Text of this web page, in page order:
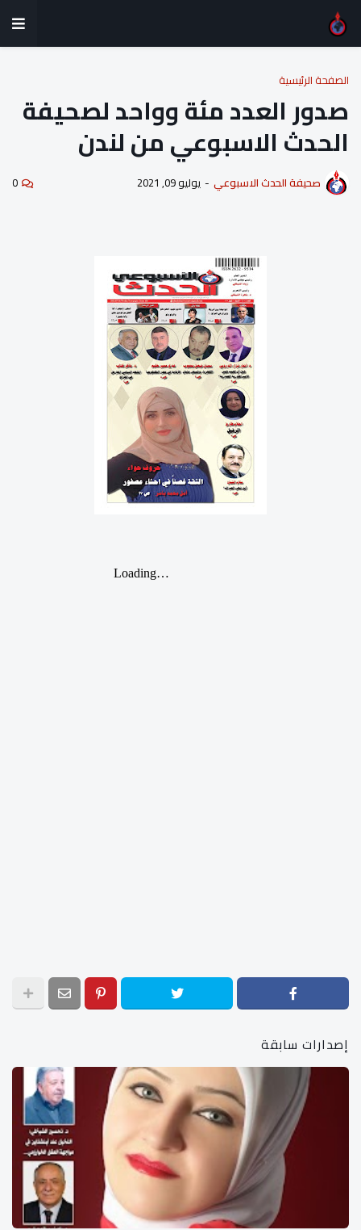
الصفحة الرئيسية
صدور العدد مئة وواحد لصحيفة
الحدث الاسبوعي من لندن
صحيفة الحدث الاسبوعي - يوليو 09, 2021 0
إصدارات سابقة